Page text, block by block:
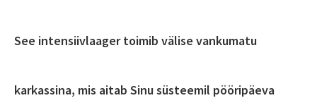
See intensiivlaager toimib välise vankumatu
karkassina, mis aitab Sinu süsteemil pööripäeva